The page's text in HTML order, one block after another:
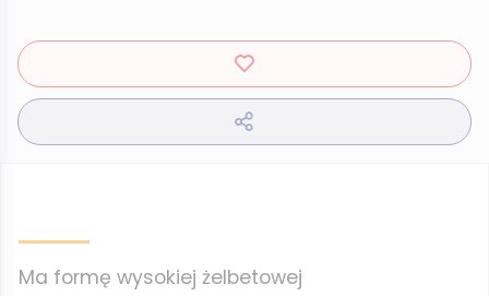
Ma formę wysokiej żelbetowej